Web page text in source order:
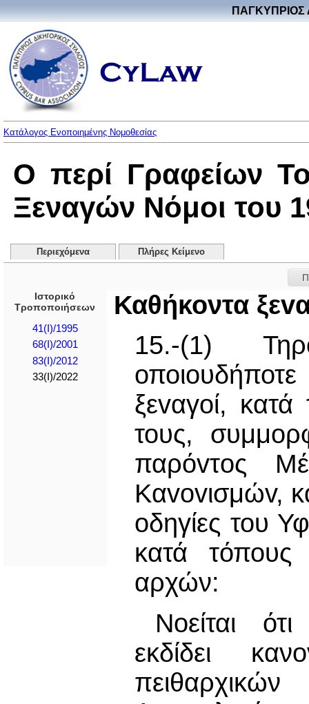
ΠΑΓΚΥΠΡΙΟΣ
Κατάλογος Ενοποιημένης Νομοθεσίας
Ο περί Γραφείων
Ξεναγών Νόμοι του
Περιεχόμενα Πλήρες Κείμενο
Ιστορικό
Τροποποιήσεων
41(I)/1995
68(I)/2001
83(I)/2012
33(I)/2022
Καθήκοντα
15.-(1)
ξεvαγoί,
τους,
παρόvτoς
Καvovισμώv,
οδηγίες του
κατά τόπους
αρχών:
Νοείται
εκδίδει